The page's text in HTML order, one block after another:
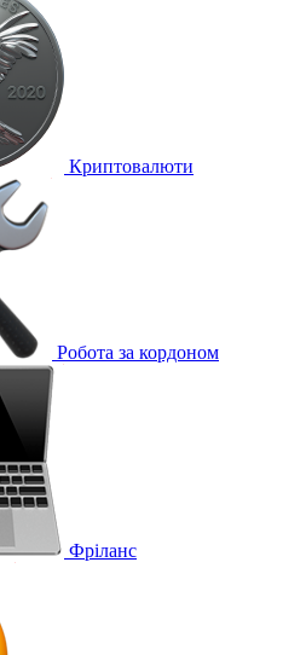
Криптовалюти
Робота за кордоном
Фріланс